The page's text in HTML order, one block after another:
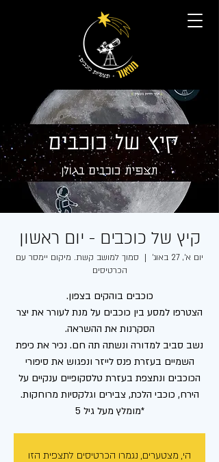
קיץ של כוכבים - יום ראשון
יום א׳, 27 באוג׳
  |
סמוך למושב קשת. מיקום יימסר עם
הכרטיסים
הצטרפו למסע בין כוכבים על מנת לעורר את יצר
נשב סביב למדורה ונשתה תה חם. נכיר את כיפת
השמיים בעזרת פנס לייזר ונפגוש את סיפורי
הכוכבים ונתצפת בעזרת טלסקופיים ענקיים על
*מומלץ מעל גיל 5
הי, מצטערים, נגמרו הכרטיסים לתצפית הזו